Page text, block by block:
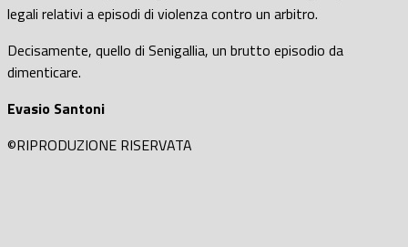
legali relativi a episodi di violenza contro un arbitro.
Decisamente, quello di Senigallia, un brutto episodio da
dimenticare.
Evasio Santoni
©RIPRODUZIONE RISERVATA